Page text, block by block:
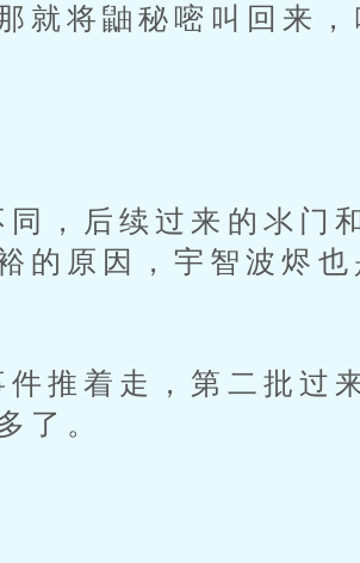
将鼬秘嘧叫回来，
，后续过来的氺门
的原因，宇智波烬也
推着走，第二批过
了。